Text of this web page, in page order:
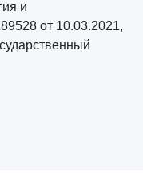
и
от 10.03.2021,